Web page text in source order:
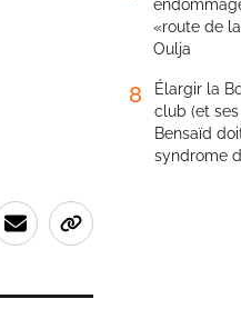
«route de
Oulja
8
Élargir la
club (et
Bensaïd
syndrome